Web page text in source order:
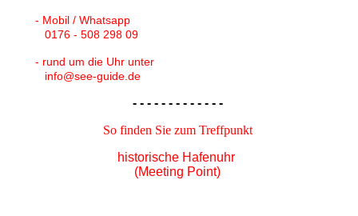
- Mobil / Whatsapp
0176 - 508 298 09
- rund um die Uhr unter
info@see-guide.de
- - - - - - - - - - - - -
So finden Sie zum Treffpunkt
historische Hafenuhr
(Meeting Point)